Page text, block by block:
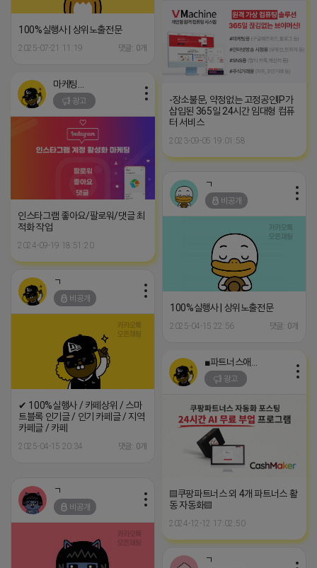
100%실행사 | 상위노출전문
2025-07-21 11:19 댓글: 0개
-장소불문, 약정없는 고정공인IP가
삽입된 365일 24시간 임대형 컴퓨
터 서비스
2023-09-05 19:01:58
광고
인스타그램 좋아요/팔로워/댓글 최
적화 작업
2024-09-19 18:51:20
ㄱ
비공개
100%실행사 | 상위노출전문
2025-04-15 22:56 댓글: 0개
ㄱ
비공개
✔ 100%실행사 / 카페상위 / 스마
트블록 인기글 / 인기 카페글 / 지역
카페글 / 카페
2025-04-15 20:34 댓글: 0개
광고
▤쿠팡파트너스 외 4개 파트너스 활
동 자동화▤
2024-12-12 17:02:50
ㄱ
비공개
ㄱ